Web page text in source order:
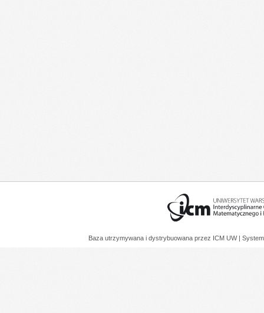
Baza utrzymywana i dystrybuowana przez ICM UW |